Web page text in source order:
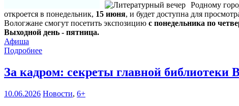
Родному
откроется в понедельник, 15 июня, и будет доступна для
Вологжане смогут посетить экспозицию с понедельника по
Выходной день - пятница.
Афиша
Подробнее
За кадром: секреты главной библиотеки
10.06.2026 Новости, 6+